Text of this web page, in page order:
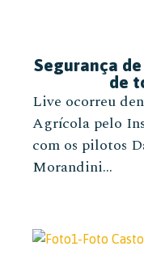
Segurança
de
Live ocorreu
Agrícola pelo
com os pilotos
Morandini...